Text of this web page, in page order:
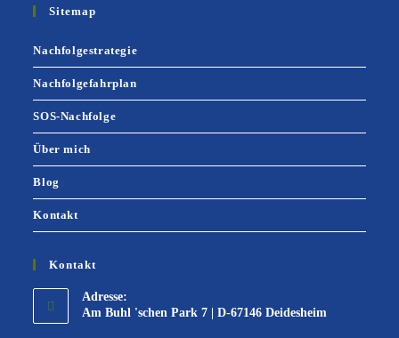
Sitemap
Nachfolgestrategie
Nachfolgefahrplan
SOS-Nachfolge
Über mich
Blog
Kontakt
Kontakt
Adresse:
Am Buhl 'schen Park 7 | D-67146 Deidesheim